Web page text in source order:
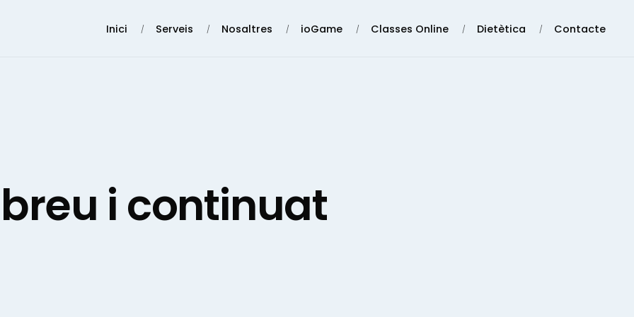
Inici Serveis Nosaltres ioGame Classes Online Dietètica Contacte
i continuat